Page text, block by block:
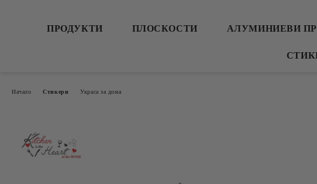
ПРОДУКТИ ПЛОСКОСТИ АЛУМИНИЕВИ
Начало Стикери Украса за дома